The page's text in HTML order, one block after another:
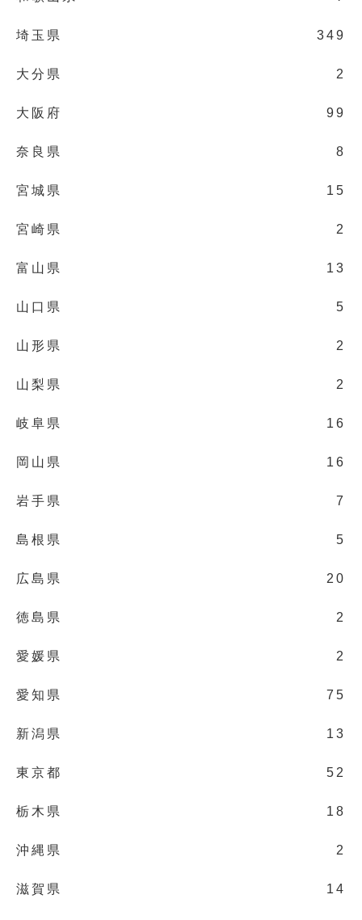
埼玉県 349
大分県 2
大阪府 99
奈良県 8
宮城県 15
宮崎県 2
富山県 13
山口県 5
山形県 2
山梨県 2
岐阜県 16
岡山県 16
岩手県 7
島根県 5
広島県 20
徳島県 2
愛媛県 2
愛知県 75
新潟県 13
東京都 52
栃木県 18
沖縄県 2
滋賀県 14